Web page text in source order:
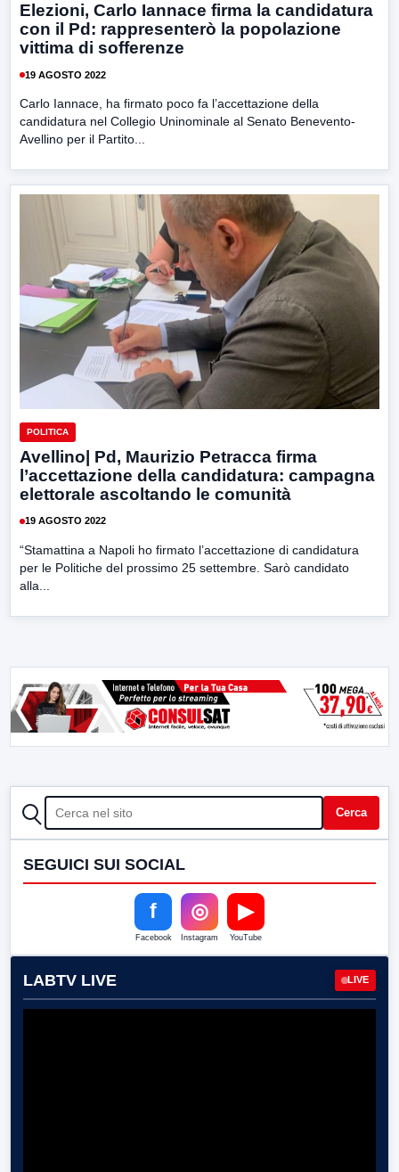
Elezioni, Carlo Iannace firma la candidatura
con il Pd: rappresenterò la popolazione
vittima di sofferenze
19 AGOSTO 2022
Carlo Iannace, ha firmato poco fa l’accettazione della
candidatura nel Collegio Uninominale al Senato Benevento-
Avellino per il Partito...
POLITICA
Avellino| Pd, Maurizio Petracca firma
l’accettazione della candidatura: campagna
elettorale ascoltando le comunità
19 AGOSTO 2022
“Stamattina a Napoli ho firmato l’accettazione di candidatura
per le Politiche del prossimo 25 settembre. Sarò candidato
alla...
CERCA Cerca
SEGUICI SUI SOCIAL
f
Facebook
◎
Instagram
▶
YouTube
LABTV LIVE LIVE